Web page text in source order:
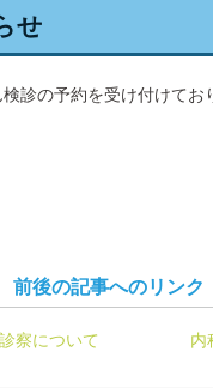
せ
診の予約を受け付けてお
前後の記事へのリンク
察について 内